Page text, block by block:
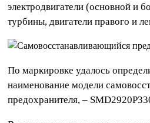
электродвигатели (основной и
турбины, двигатели правого и
По маркировке удалось
наименование модели
предохранителя, –